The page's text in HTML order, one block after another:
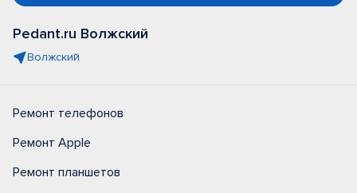
Pedant.ru Волжский
Волжский
Ремонт телефонов
Ремонт Apple
Ремонт планшетов